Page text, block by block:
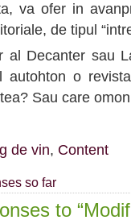
va ofer in
de tipul
al Decanter sau
autohton o
Sau care
de vin, Content
so far
to